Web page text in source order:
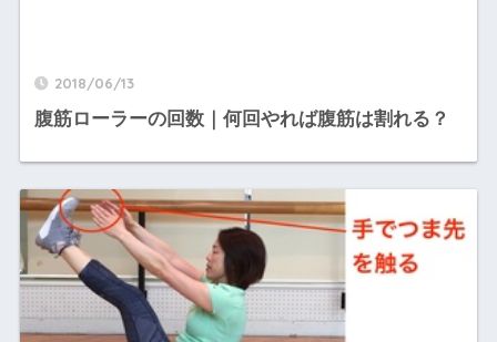
2018/06/13
腹筋ローラーの回数｜何回やれば腹筋は割れる？